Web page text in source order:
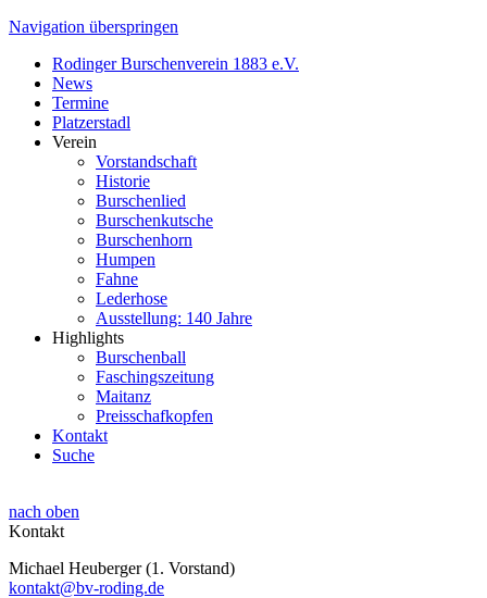
Navigation überspringen
Rodinger Burschenverein 1883 e.V.
News
Termine
Platzerstadl
Verein
Vorstandschaft
Historie
Burschenlied
Burschenkutsche
Burschenhorn
Humpen
Fahne
Lederhose
Ausstellung: 140 Jahre
Highlights
Burschenball
Faschingszeitung
Maitanz
Preisschafkopfen
Kontakt
Suche
nach oben
Kontakt
Michael Heuberger (1. Vorstand)
kontakt@bv-roding.de